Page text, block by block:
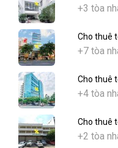
+3 tòa
Cho thuê
+7 tòa
Cho thuê
+4 tòa
Cho thuê
+2 tòa